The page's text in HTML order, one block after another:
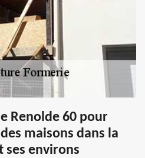
Renolde 60 pour
maisons dans la
ses environs